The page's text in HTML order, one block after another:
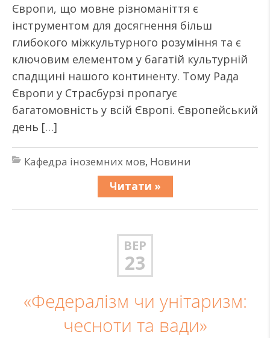
Європи, що мовне різноманіття є
інструментом для досягнення більш
глибокого міжкультурного розуміння та є
ключовим елементом у багатій культурній
спадщині нашого континенту. Тому Рада
Європи у Страсбурзі пропагує
багатомовність у всій Європі. Європейський
день […]
Кафедра іноземних мов, Новини
Читати »
ВЕР
23
«Федералізм чи унітаризм:
чесноти та вади»